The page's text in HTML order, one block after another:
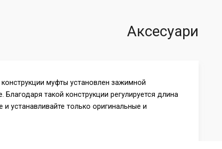
Аксесуари
муфты установлен зажимной
такой конструкции регулируется длина
устанавливайте только оригинальные и